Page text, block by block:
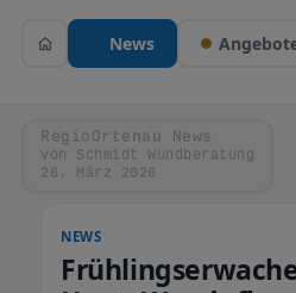
News
RegioOrtenau News
von Schmidt Wundberatung
26. März 2026
NEWS